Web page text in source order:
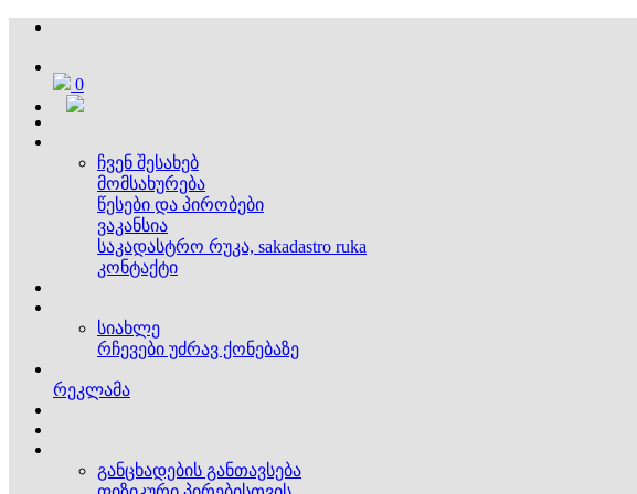
0
ჩვენ შესახებ
მომსახურება
წესები და პირობები
ვაკანსია
საკადასტრო რუკა, sakadastro ruka
კონტაქტი
სიახლე
რჩევები უძრავ ქონებაზე
რეკლამა
განცხადების განთავსება